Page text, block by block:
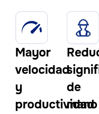
Mayor
velocidad
y
productividad
de
mano